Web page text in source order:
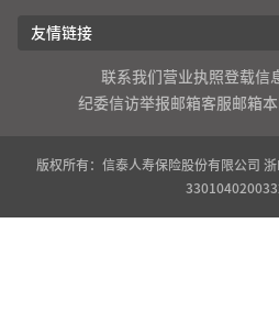
友情链接
联系我们 营业执照登载信
纪委信访举报邮箱客服邮箱
版权所有：信泰人寿保险股份有限公司